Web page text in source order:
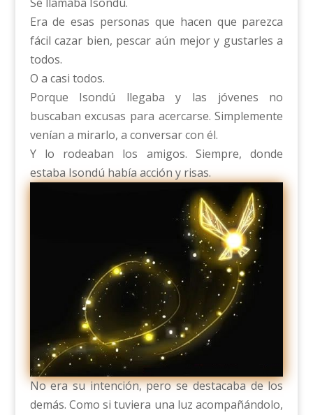
Era de esas personas que hacen que parezca
fácil cazar bien, pescar aún mejor y gustarles a
todos.
O a casi todos.
Porque Isondú llegaba y las jóvenes no
buscaban excusas para acercarse. Simplemente
venían a mirarlo, a conversar con él.
Y lo rodeaban los amigos. Siempre, donde
estaba Isondú había acción y risas.
No era su intención, pero se destacaba de los
demás. Como si tuviera una luz acompañándolo,